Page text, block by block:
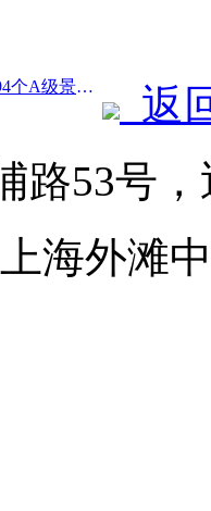
前一篇：文旅部：2025年16994个A级景区接待游客75.1亿人次，旅游收入5544.9亿
返
路53号
上海外